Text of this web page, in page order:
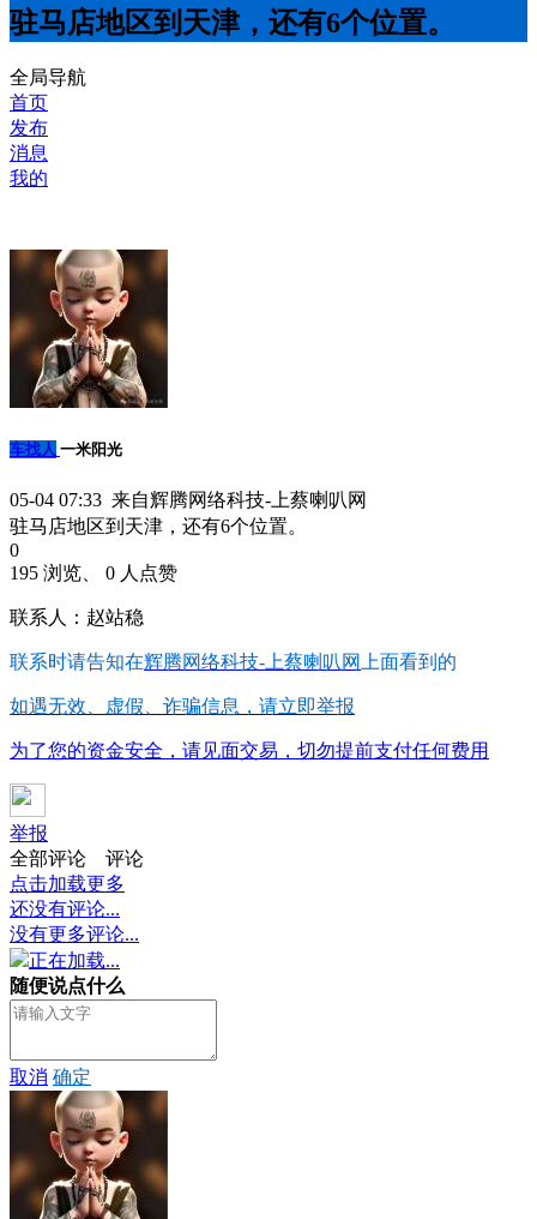
驻马店地区到天津，还有6个位置。
全局导航
首页
发布
消息
我的
车找人 一米阳光
05-04 07:33 来自辉腾网络科技-上蔡喇叭网
驻马店地区到天津，还有6个位置。
0
195 浏览、 0 人点赞
联系人：赵站稳
联系时请告知在辉腾网络科技-上蔡喇叭网 上面看到的
如遇无效、虚假、诈骗信息，请立即举报
为了您的资金安全，请见面交易，切勿提前支付任何费用
举报
全部评论
评论
点击加载更多
还没有评论...
没有更多评论...
正在加载...
随便说点什么
取消 确定